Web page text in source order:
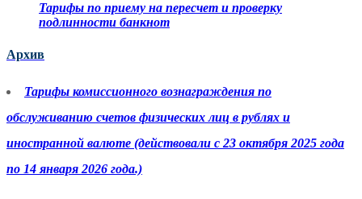
Тарифы по приему на пересчет и проверку
подлинности банкнот
Архив
Тарифы комиссионного вознаграждения по
обслуживанию счетов физических лиц в рублях и
иностранной валюте (действовали с 23 октября 2025 года
по 14 января 2026 года.)